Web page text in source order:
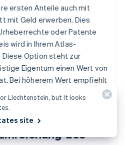
ersten Anteile auch mit
mit Geld erwerben. Dies
oder Patente
wird in Ihrem Atlas-
Option steht zur
Eigentum einen Wert von
Bei höherem Wert empfiehlt
des
Liechtenstein, but it looks
site